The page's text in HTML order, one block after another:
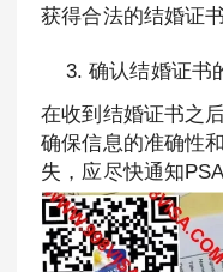
获得合法的结婚证书
确认结婚证书
在收到结婚证书之
确保信息的准确性
失，应尽快通知